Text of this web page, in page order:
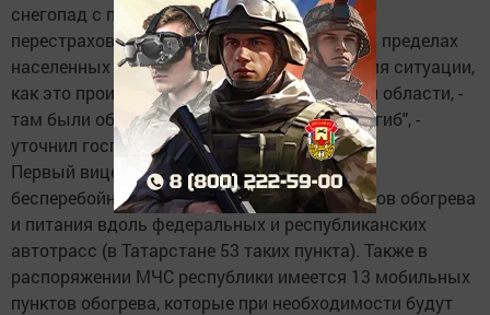
снегопад с порывистым ветром. "Лучше
перестраховаться и оставить автомобили в пределах
населенных пунктов и не допустить развития ситуации,
как это произошло 2 января в Оренбургской области, -
там были обмороженные и один человек погиб", -
уточнил господин Песошин.
Первый вице-премьер поручил обеспечить
бесперебойную работу стационарных пунктов обогрева
и питания вдоль федеральных и республиканских
автотрасс (в Татарстане 53 таких пункта). Также в
распоряжении МЧС республики имеется 13 мобильных
пунктов обогрева, которые при необходимости будут